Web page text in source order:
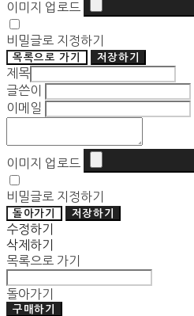
이미지 업로드
비밀글로 지정하기
목록으로 가기 저장하기
제목
글쓴이
이메일
이미지 업로드
비밀글로 지정하기
돌아가기 저장하기
수정하기
삭제하기
목록으로 가기
돌아가기
구매하기